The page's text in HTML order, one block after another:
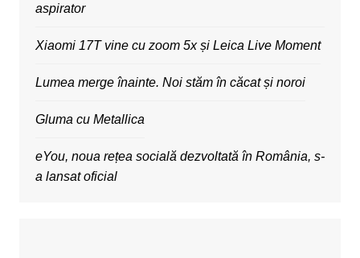
aspirator
Xiaomi 17T vine cu zoom 5x și Leica Live Moment
Lumea merge înainte. Noi stăm în căcat și noroi
Gluma cu Metallica
eYou, noua rețea socială dezvoltată în România, s-
a lansat oficial